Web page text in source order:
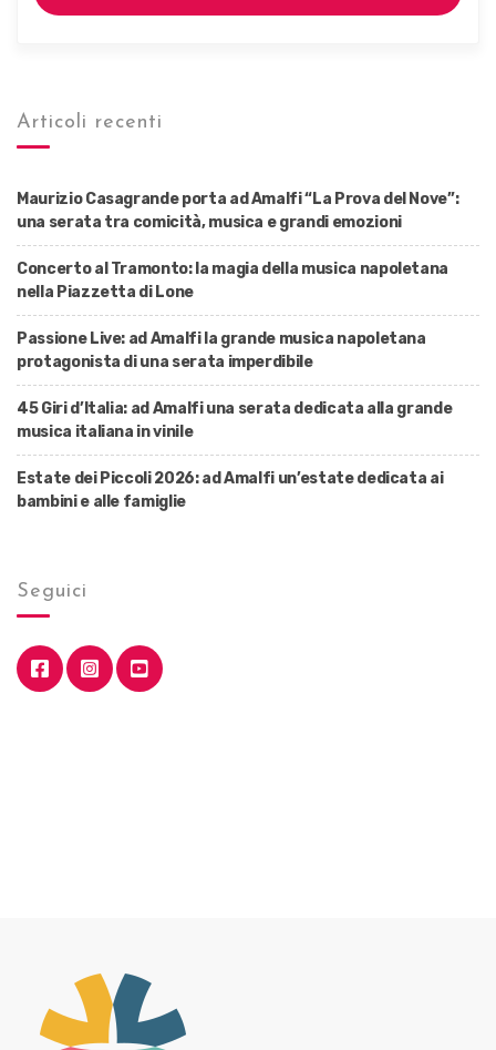
Articoli recenti
Maurizio Casagrande porta ad Amalfi “La Prova del Nove”:
una serata tra comicità, musica e grandi emozioni
Concerto al Tramonto: la magia della musica napoletana
nella Piazzetta di Lone
Passione Live: ad Amalfi la grande musica napoletana
protagonista di una serata imperdibile
45 Giri d’Italia: ad Amalfi una serata dedicata alla grande
musica italiana in vinile
Estate dei Piccoli 2026: ad Amalfi un’estate dedicata ai
bambini e alle famiglie
Seguici